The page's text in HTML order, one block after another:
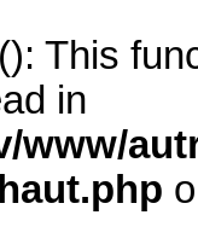
This
in
www/